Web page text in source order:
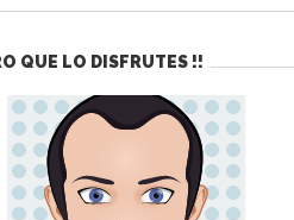
QUE LO DISFRUTES !!